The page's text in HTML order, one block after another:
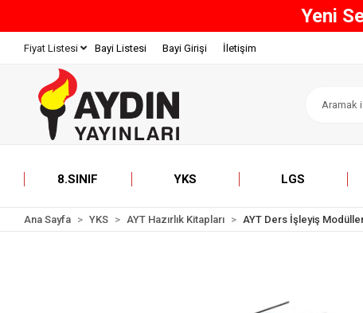
800 TL
Fiyat Listesi Bayi Listesi Bayi Girişi İletişim
8.SINIF YKS LGS
Ana Sayfa YKS AYT Hazırlık Kitapları AYT Ders İşleyiş